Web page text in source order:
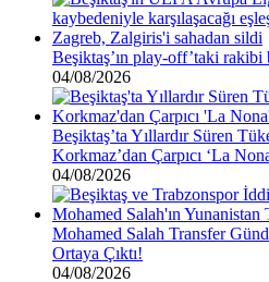
Beşiktaş’ın play-off’taki
04/08/2026
Beşiktaş’ta Yıllardır Süren
Korkmaz’dan Çarpıcı ‘La
04/08/2026
Mohamed Salah Transfer
Ortaya Çıktı!
04/08/2026